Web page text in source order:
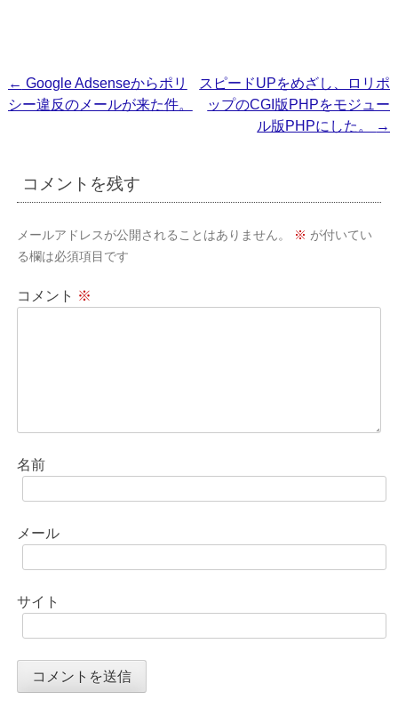
投
稿
ゲ
シ
ン
← Google Adsenseからポリ
シー違反のメールが来た件。
スピードUPをめざし、ロリポ
ップのCGI版PHPをモジュー
ル版PHPにした。
→
コメントを残す
メールアドレスが公開されることはありません。 ※ が付いてい
る欄は必須項目です
コメント ※
名前
メール
サイト